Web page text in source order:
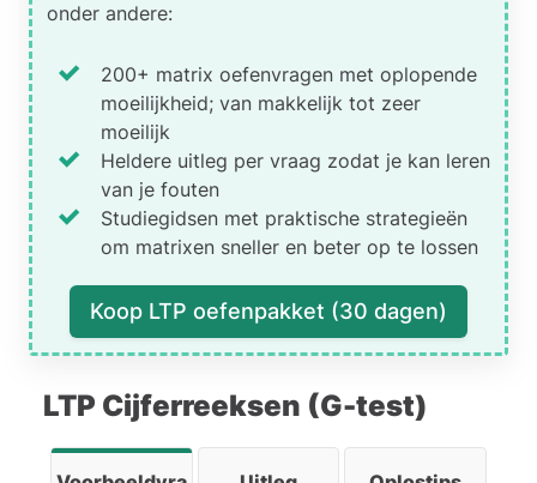
want daar is linksonder blauw.
Verder zie je dat in elke rij het
vlak linksboven steeds dezelfde
kleur heeft. In elke kolom blijft
het vlak rechtsonder gelijk.
Bijvoorbeeld: in de bovenste rij is
linksboven telkens geel, en in de
linkerkolom is rechtsonder
steeds geel. In de middelste rij is
linksboven blauw en in de
middelste kolom is rechtsonder
blauw. In de onderste rij is
rechterkolom is rechtsonder wit.
Het ontbrekende vakje zit in de
onder andere:
200+ matrix oefenvragen met oplopende
moeilijkheid; van makkelijk tot zeer
moeilijk
Heldere uitleg per vraag zodat je kan leren
van je fouten
Studiegidsen met praktische strategieën
om matrixen sneller en beter op te lossen
Koop LTP oefenpakket (30 dagen)
LTP Cijferreeksen (G-test)